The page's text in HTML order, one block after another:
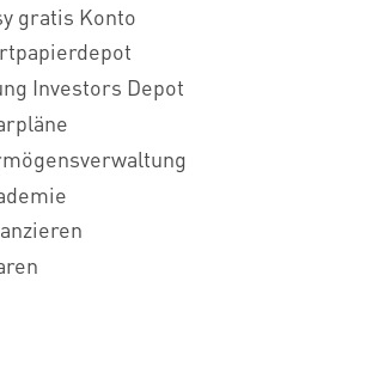
gratis Konto
Investors Depot